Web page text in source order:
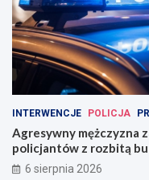
INTERWENCJE POLICJA
Agresywny mężczyzna
policjantów z rozbitą
6 sierpnia 2026